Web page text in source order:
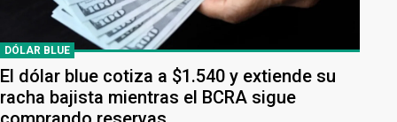
DÓLAR BLUE
El dólar blue cotiza a $1.540 y extiende su
racha bajista mientras el BCRA sigue